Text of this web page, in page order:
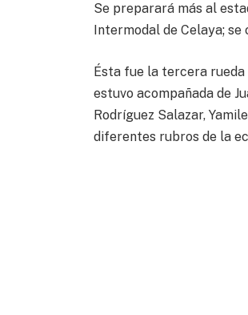
Se preparará más al
Intermodal de Celaya;
Ésta fue la tercera rueda
estuvo acompañada de
Rodríguez Salazar,
diferentes rubros de la